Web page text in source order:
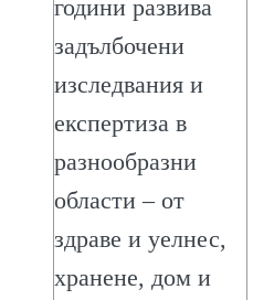
години развива
задълбочени
изследвания и
експертиза в
разнообразни
области – от
здраве и уелнес,
хранене, дом и